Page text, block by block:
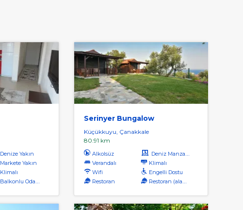
Denize Yakın
Markete Yakın
Klimalı
Balkonlu Odalar
Serinyer Bungalow
Küçükkuyu, Çanakkale
80.91 km
Alkolsüz
Deniz Manzaralı
Verandalı
Klimalı
Wifi
Engelli Dostu
Restoran
Restoran (alakart)